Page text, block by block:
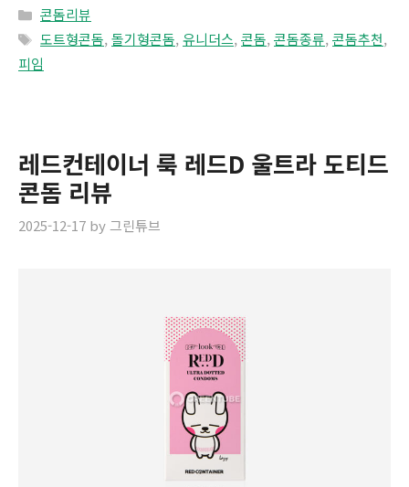
Categories
콘돔리뷰
Tags
도트형콘돔, 돌기형콘돔, 유니더스, 콘돔, 콘돔종류, 콘돔추천,
피임
레드컨테이너 룩 레드D 울트라 도티드
콘돔 리뷰
2025-12-17 by그린튜브